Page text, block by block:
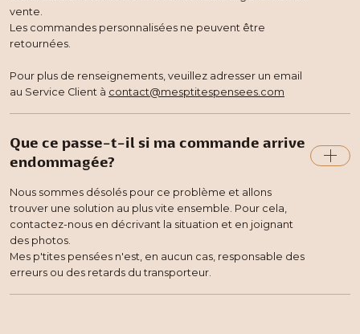
vente.
Les commandes personnalisées ne peuvent être
retournées.
Pour plus de renseignements, veuillez adresser un email
au Service Client à contact@mesptitespensees.com
Que ce passe-t-il si ma commande arrive
endommagée?
Nous sommes désolés pour ce problème et allons
trouver une solution au plus vite ensemble. Pour cela,
contactez-nous en décrivant la situation et en joignant
des photos.
Mes p'tites pensées n'est, en aucun cas, responsable des
erreurs ou des retards du transporteur.